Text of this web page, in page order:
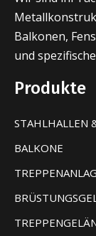
Balkonen,
und
Produkte
STAHLHALLEN
BALKONE